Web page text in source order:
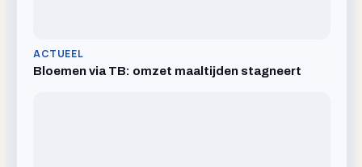
ACTUEEL
Bloemen via TB: omzet maaltijden stagneert